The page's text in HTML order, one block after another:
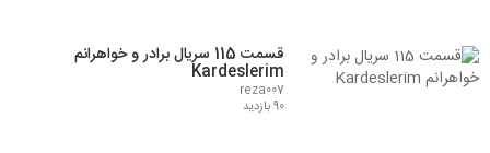
قسمت 115 سریال برادر و خواهرانم
Kardeslerim
reza007
90 بازدید